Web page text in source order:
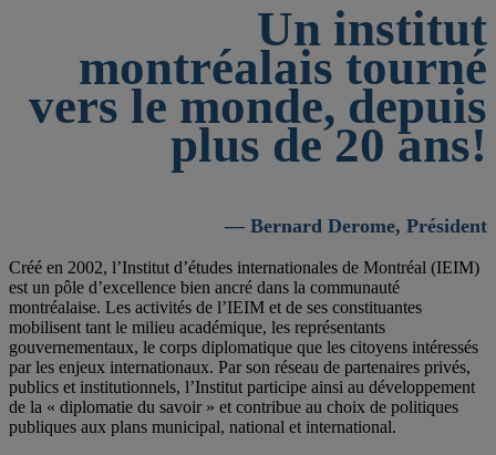
Un institut
montréalais tourné
vers le monde, depuis
plus de 20 ans!
— Bernard Derome, Président
Créé en 2002, l’Institut d’études internationales de Montréal (IEIM)
est un pôle d’excellence bien ancré dans la communauté
montréalaise. Les activités de l’IEIM et de ses constituantes
mobilisent tant le milieu académique, les représentants
gouvernementaux, le corps diplomatique que les citoyens intéressés
par les enjeux internationaux. Par son réseau de partenaires privés,
publics et institutionnels, l’Institut participe ainsi au développement
de la « diplomatie du savoir » et contribue au choix de politiques
publiques aux plans municipal, national et international.